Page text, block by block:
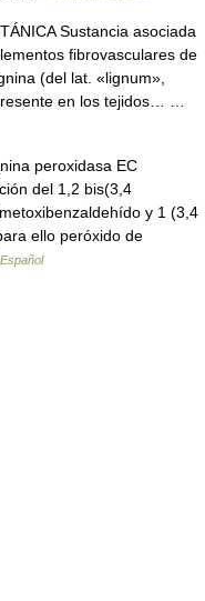
Sustancia asociada
fibrovasculares de
(del lat. «lignum»,
en los tejidos… …
peroxidasa EC
del 1,2 bis(3,4
y 1 (3,4
ello peróxido de